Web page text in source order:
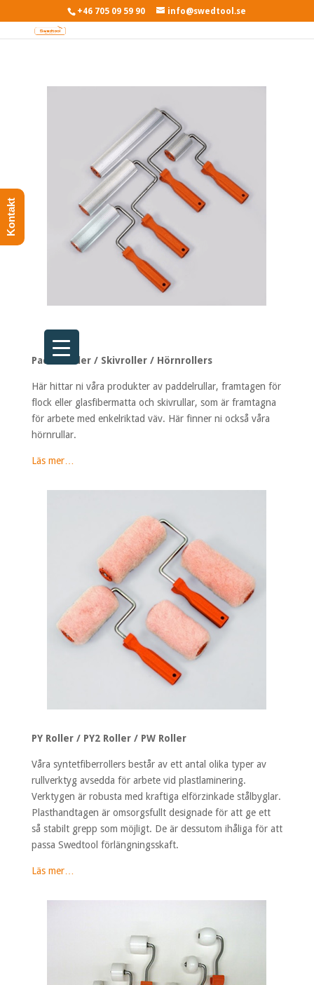
+46 705 09 59 90 info@swedtool.se
Paddelroller / Skivroller / Hörnrollers
Här hittar ni våra produkter av paddelrullar, framtagen för
flock eller glasfibermatta och skivrullar, som är framtagna
för arbete med enkelriktad väv. Här finner ni också våra
hörnrullar.
Läs mer…
PY Roller / PY2 Roller / PW Roller
Våra syntetfiberrollers består av ett antal olika typer av
rullverktyg avsedda för arbete vid plastlaminering.
Verktygen är robusta med kraftiga elförzinkade stålbyglar.
Plasthandtagen är omsorgsfullt designade för att ge ett
så stabilt grepp som möjligt. De är dessutom ihåliga för att
passa Swedtool förlängningsskaft.
Läs mer…
Kontakt